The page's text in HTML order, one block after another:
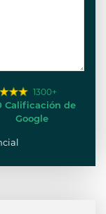
1300+
Calificación de
Google